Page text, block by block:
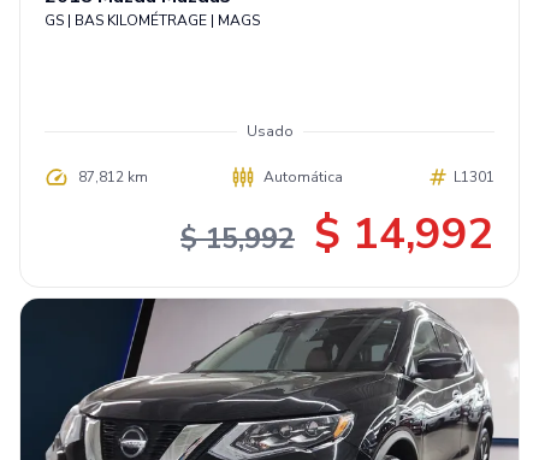
GS | BAS KILOMÉTRAGE | MAGS
Usado
87,812 km Automática L1301
$ 15,992 $ 14,992